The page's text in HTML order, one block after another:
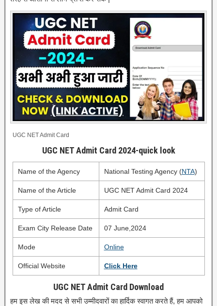
UGC NET Admit Card
UGC NET Admit Card 2024-quick look
Name of the Agency National Testing Agency (NTA)
Name of the Article UGC NET Admit Card 2024
Type of Article Admit Card
Exam City Release Date 07 June,2024
Mode Online
Official Website Click Here
UGC NET Admit Card Download
हम इस लेख की मदद से सभी उम्मीदवारों का हार्दिक स्वागत करते हैं, हम आपको